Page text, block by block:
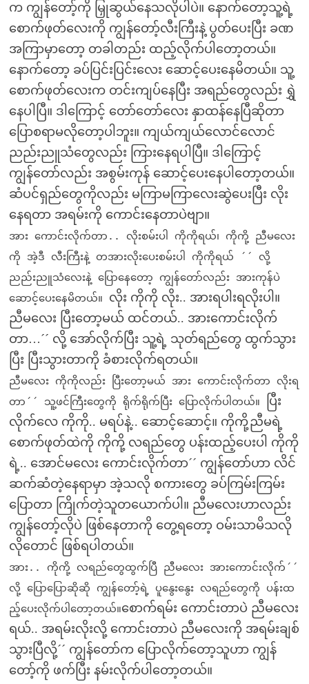
က ကျွန်တော့်ကို မြှုဆွယ်နေသလိုပါပဲ။ နောက်တော့သူ့ရဲ့
စောက်ဖုတ်လေးကို ကျွန်တော့်လီးကြီးနဲ့ ပွတ်ပေးပြီး ခဏ
အကြာမှာတော့ တခါတည်း ထည့်လိုက်ပါတော့တယ်။
နောက်တော့ ခပ်ပြင်းပြင်းလေး ဆောင့်ပေးနေမိတယ်။ သူ့
စောက်ဖုတ်လေးက တင်းကျပ်နေပြီး အရည်တွေလည်း ရွှဲ
နေပါပြီ။ ဒါကြောင့် တော်တော်လေး နှာထန်နေပြီဆိုတာ
ပြောစရာမလိုတော့ပါဘူး။ ကျယ်ကျယ်လောင်လောင်
ညည်းညူသံတွေလည်း ကြားနေရပါပြီ။ ဒါကြောင့်
ကျွန်တော်လည်း အစွမ်းကုန် ဆောင့်ပေးနေပါတော့တယ်။
ဆံပင်ရှည်တွေကိုလည်း မကြာမကြာလေးဆွဲပေးပြီး လိုး
နေရတာ အရမ်းကို ကောင်းနေတာပဲဗျာ။
အား ကောင်းလိုက်တာ.. လိုးစမ်းပါ ကိုကိုရယ်၊ ကိုကို့ ညီမလေး
ကို အဲ့ဒီ လီးကြီးနဲ့ တအားလိုးပေးစမ်းပါ ကိုကိုရယ် ´´ လို့
ညည်းညူသံလေးနဲ့ ပြောနေတော့ ကျွန်တော်လည်း အားကုန်ပဲ
ဆောင့်ပေးနေမိတယ်။ လိုး ကိုကို လိုး.. အားရပါးရလိုးပါ။
ညီမလေး ပြီးတော့မယ် ထင်တယ်.. အားကောင်းလိုက်
တာ…´´ လို့ အော်လိုက်ပြီး သူ့ရဲ့ သုတ်ရည်တွေ ထွက်သွား
ပြီး ပြီးသွားတာကို ခံစားလိုက်ရတယ်။
ညီမလေး ကိုကိုလည်း ပြီးတော့မယ် အား ကောင်းလိုက်တာ လိုးရ
တာ´´ သူ့ဖင်ကြီးတွေကို ရိုက်ရိုက်ပြီး ပြောလိုက်ပါတယ်။
ပြီး
လိုက်လေ ကိုကို.. မရပ်နဲ့.. ဆောင့်ဆောင့်။ ကိုကို့ညီမရဲ့
စောက်ဖုတ်ထဲကို ကိုကို့ လရည်တွေ ပန်းထည့်ပေးပါ ကိုကို
ရဲ့.. အောင်မလေး ကောင်းလိုက်တာ´´ ကျွန်တော်ဟာ လိင်
ဆက်ဆံတဲ့နေရာမှာ အဲ့သလို စကားတွေ ခပ်ကြမ်းကြမ်း
ပြောတာ ကြိုက်တဲ့သူတယောက်ပါ။ ညီမလေးဟာလည်း
ကျွန်တော့်လိုပဲ ဖြစ်နေတာကို တွေ့ရတော့ ဝမ်းသာမိသလို
လိုတောင် ဖြစ်ရပါတယ်။
အား.. ကိုကို့ လရည်တွေထွက်ပြီ ညီမလေး အားကောင်းလိုက်´´
လို့ ပြောပြောဆိုဆို ကျွန်တော့်ရဲ့ ပူနွေးနွေး လရည်တွေကို ပန်းထ
ည့်ပေးလိုက်ပါတော့တယ်။စောက်ရမ်း ကောင်းတာပဲ ညီမလေး
ရယ်.. အရမ်းလိုးလို့ ကောင်းတာပဲ ညီမလေးကို အရမ်းချစ်
သွားပြီလို့´´ ကျွန်တော်က ပြောလိုက်တော့သူဟာ ကျွန်
တော့်ကို ဖက်ပြီး နမ်းလိုက်ပါတော့တယ်။